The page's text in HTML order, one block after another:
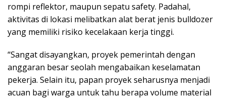
rompi reflektor, maupun sepatu safety. Padahal,
aktivitas di lokasi melibatkan alat berat jenis bulldozer
yang memiliki risiko kecelakaan kerja tinggi.
“Sangat disayangkan, proyek pemerintah dengan
anggaran besar seolah mengabaikan keselamatan
pekerja. Selain itu, papan proyek seharusnya menjadi
acuan bagi warga untuk tahu berapa volume material